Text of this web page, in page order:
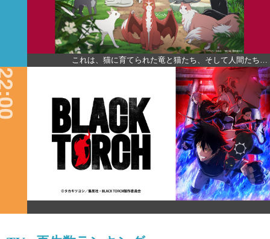
これは、猫に育てられた竜と猫たち、そして人間たち…